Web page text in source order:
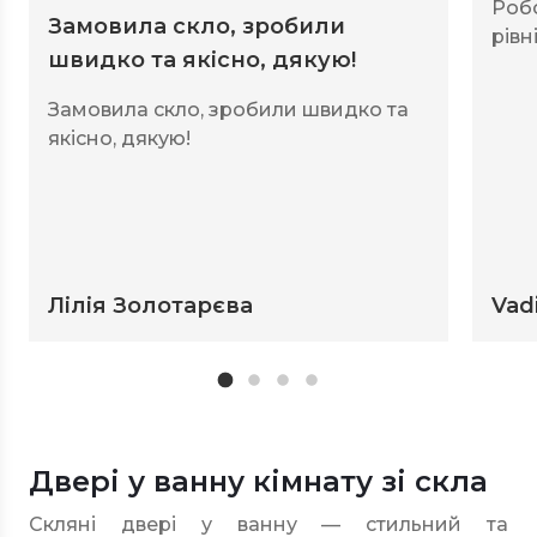
Замовила скло, зробили
швидко та якісно, дякую!
Замовила скло, зробили швидко та
якісно, дякую!
Лілія Золотарєва
Двері у ванну кімнату зі скла
Скляні двері у ванну — стильний та